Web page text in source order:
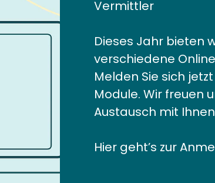
Vermittler
Dieses Jahr bieten
verschiedene
Melden Sie sich
Module. Wir freuen
Austausch mit
Hier geht’s zur